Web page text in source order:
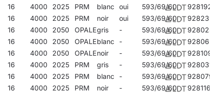
16
4000 2025 PRM blanc oui 593/69/60
928192
16
4000 2025 PRM noir oui 593/69/60
928239
16
4000 2050 OPALEgris - 593/69/60
928024
16
4000 2050 OPALEblanc - 593/69/60
928062
16
4000 2050 OPALEnoir - 593/69/60
928109
16
4000 2025 PRM gris - 593/69/60
928031
16
4000 2025 PRM blanc - 593/69/60
928079
16
4000 2025 PRM noir - 593/69/60 928116